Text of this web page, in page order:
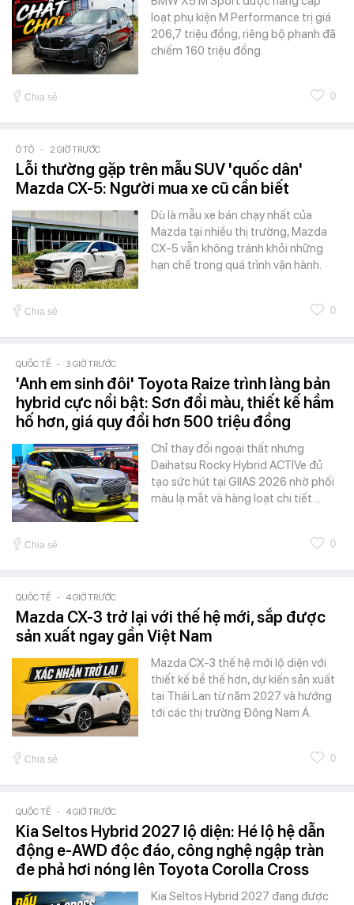
loạt phụ kiện M Performance trị giá
206,7 triệu đồng, riêng bộ phanh đã
chiếm 160 triệu đồng.
Chia sẻ 0
Ô TÔ - 2 GIỜ TRƯỚC
Lỗi thường gặp trên mẫu SUV 'quốc dân'
Mazda CX-5: Người mua xe cũ cần biết
Dù là mẫu xe bán chạy nhất của
Mazda tại nhiều thị trường, Mazda
CX-5 vẫn không tránh khỏi những
hạn chế trong quá trình vận hành.
Chia sẻ 0
QUỐC TẾ - 3 GIỜ TRƯỚC
'Anh em sinh đôi' Toyota Raize trình làng bản
hybrid cực nổi bật: Sơn đổi màu, thiết kế hầm
hố hơn, giá quy đổi hơn 500 triệu đồng
Chỉ thay đổi ngoại thất nhưng
Daihatsu Rocky Hybrid ACTIVe đủ
tạo sức hút tại GIIAS 2026 nhờ phối
màu lạ mắt và hàng loạt chi tiết…
Chia sẻ 0
QUỐC TẾ - 4 GIỜ TRƯỚC
Mazda CX-3 trở lại với thế hệ mới, sắp được
sản xuất ngay gần Việt Nam
Mazda CX-3 thế hệ mới lộ diện với
thiết kế bề thế hơn, dự kiến sản xuất
tại Thái Lan từ năm 2027 và hướng
tới các thị trường Đông Nam Á.
Chia sẻ 0
QUỐC TẾ - 4 GIỜ TRƯỚC
Kia Seltos Hybrid 2027 lộ diện: Hé lộ hệ dẫn
động e-AWD độc đáo, công nghệ ngập tràn
đe phả hơi nóng lên Toyota Corolla Cross
Kia Seltos Hybrid 2027 đang được